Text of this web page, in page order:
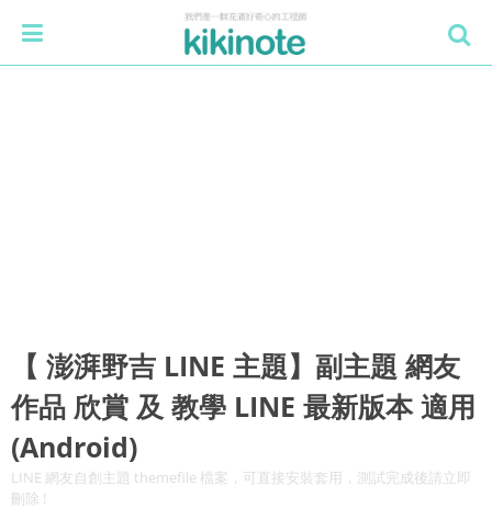
【 澎湃野吉 LINE 主題】副主題 網友
作品 欣賞 及 教學 LINE 最新版本 適用
(Android)
LINE 網友自創主題 themefile 檔案，可直接安裝套用，測試完成後請立即
刪除 !